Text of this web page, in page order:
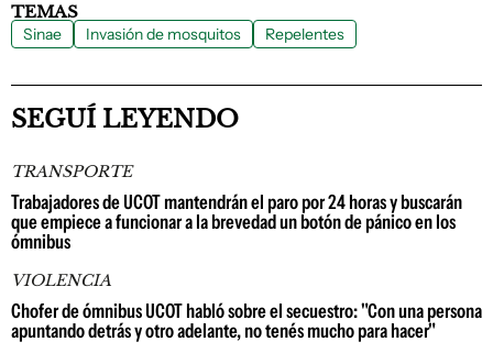
TEMAS
Sinae Invasión de mosquitos Repelentes
SEGUÍ LEYENDO
TRANSPORTE
Trabajadores de UCOT mantendrán el paro por 24 horas y buscarán
que empiece a funcionar a la brevedad un botón de pánico en los
ómnibus
VIOLENCIA
Chofer de ómnibus UCOT habló sobre el secuestro: "Con una persona
apuntando detrás y otro adelante, no tenés mucho para hacer"